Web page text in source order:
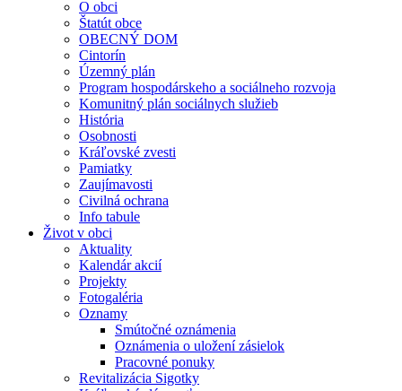
O obci
Štatút obce
OBECNÝ DOM
Cintorín
Územný plán
Program hospodárskeho a sociálneho rozvoja
Komunitný plán sociálnych služieb
História
Osobnosti
Kráľovské zvesti
Pamiatky
Zaujímavosti
Civilná ochrana
Info tabule
Život v obci
Aktuality
Kalendár akcií
Projekty
Fotogaléria
Oznamy
Smútočné oznámenia
Oznámenia o uložení zásielok
Pracovné ponuky
Revitalizácia Sigotky